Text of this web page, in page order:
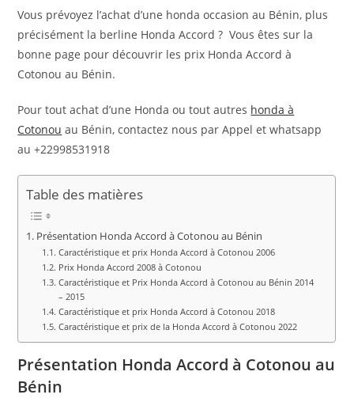
publication :
Vous prévoyez l’achat d’une honda occasion au Bénin, plus
précisément la berline Honda Accord ? Vous êtes sur la
bonne page pour découvrir les prix Honda Accord à
Cotonou au Bénin.
Pour tout achat d’une Honda ou tout autres honda à
Cotonou au Bénin, contactez nous par Appel et whatsapp
au +22998531918
Table des matières
Présentation Honda Accord à Cotonou au Bénin
Caractéristique et prix Honda Accord à Cotonou 2006
Prix Honda Accord 2008 à Cotonou
Caractéristique et Prix Honda Accord à Cotonou au Bénin 2014
– 2015
Caractéristique et prix Honda Accord à Cotonou 2018
Caractéristique et prix de la Honda Accord à Cotonou 2022
Présentation Honda Accord à Cotonou au
Bénin